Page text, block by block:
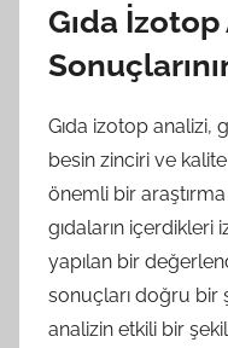
Gıda
Gıda izotop analizi,
besin zinciri ve
önemli bir
gıdaların içerdikleri
yapılan bir
sonuçları doğru bir
analizin etkili bir